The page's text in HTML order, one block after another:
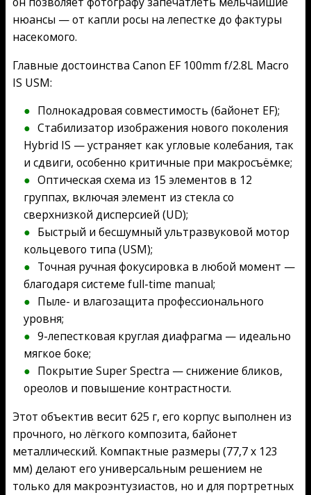
нюансы — от капли росы на лепестке до фактуры
насекомого.
Главные достоинства Canon EF 100mm f/2.8L Macro
IS USM:
Полнокадровая совместимость (байонет EF);
Стабилизатор изображения нового поколения
Hybrid IS — устраняет как угловые колебания, так
и сдвиги, особенно критичные при макросъёмке;
Оптическая схема из 15 элементов в 12
группах, включая элемент из стекла со
сверхнизкой дисперсией (UD);
Быстрый и бесшумный ультразвуковой мотор
кольцевого типа (USM);
Точная ручная фокусировка в любой момент —
благодаря системе full-time manual;
Пыле- и влагозащита профессионального
уровня;
9-лепестковая круглая диафрагма — идеально
мягкое боке;
Покрытие Super Spectra — снижение бликов,
ореолов и повышение контрастности.
Этот объектив весит 625 г, его корпус выполнен из
прочного, но лёгкого композита, байонет
металлический. Компактные размеры (77,7 x 123
мм) делают его универсальным решением не
только для макроэнтузиастов, но и для портретных